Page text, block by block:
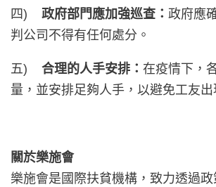
四) 政府部門應加強巡查： 政府應
判公司不得有任何處分。
五) 合理的人手安排： 在疫情下，
量，並安排足夠人手，以避免工友出
關於樂施會
樂施會是國際扶貧機構，致力透過